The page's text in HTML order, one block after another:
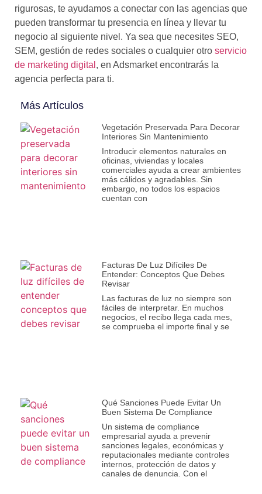
rigurosas, te ayudamos a conectar con las agencias que
pueden transformar tu presencia en línea y llevar tu
negocio al siguiente nivel. Ya sea que necesites SEO,
SEM, gestión de redes sociales o cualquier otro servicio
de marketing digital , en Adsmarket encontrarás la
agencia perfecta para ti.
Más Artículos
Vegetación Preservada Para Decorar
Interiores Sin Mantenimiento
Introducir elementos naturales en
oficinas, viviendas y locales
comerciales ayuda a crear ambientes
más cálidos y agradables. Sin
embargo, no todos los espacios
cuentan con
Facturas De Luz Difíciles De
Entender: Conceptos Que Debes
Revisar
Las facturas de luz no siempre son
fáciles de interpretar. En muchos
negocios, el recibo llega cada mes,
se comprueba el importe final y se
Qué Sanciones Puede Evitar Un
Buen Sistema De Compliance
Un sistema de compliance
empresarial ayuda a prevenir
sanciones legales, económicas y
reputacionales mediante controles
internos, protección de datos y
canales de denuncia. Con el